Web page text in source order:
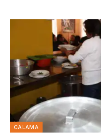
CALAMA